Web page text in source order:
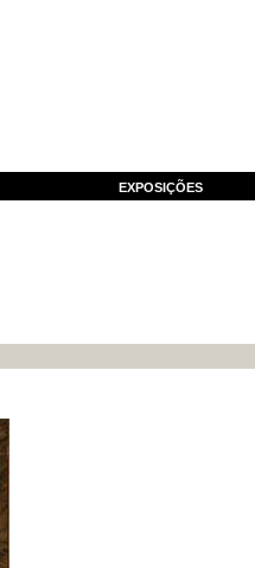
EXPOSIÇÕES